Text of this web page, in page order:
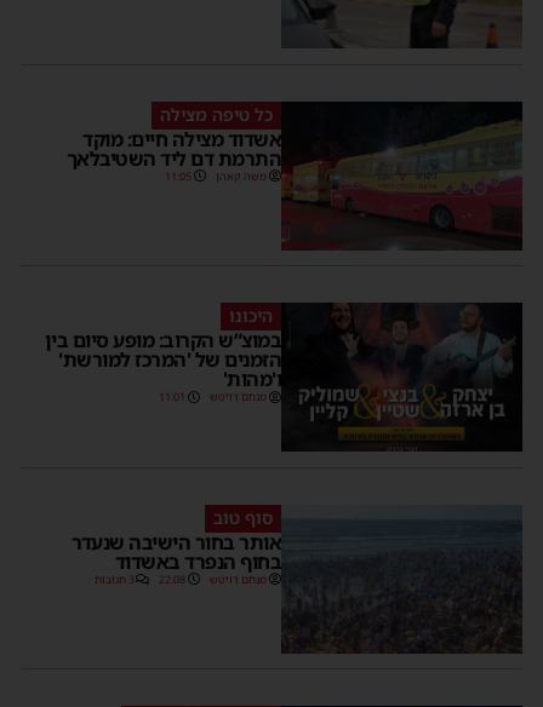
כל טיפה מצילה
אשדוד מצילה חיים: מוקד
התרמת דם ליד השטיבלאך
משה קאהן 11:05
היכונו
במוצ”ש הקרוב: מופע סיום בין
הזמנים של 'המרכז למורשת'
ו'מהות'
מנחם דויטש 11:01
סוף טוב
אותר בחור הישיבה שנעדר
בחוף הנפרד באשדוד
מנחם דויטש 22:08 3 תגובות